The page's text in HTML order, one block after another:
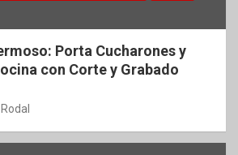
Porta Cucharones y
con Corte y Grabado